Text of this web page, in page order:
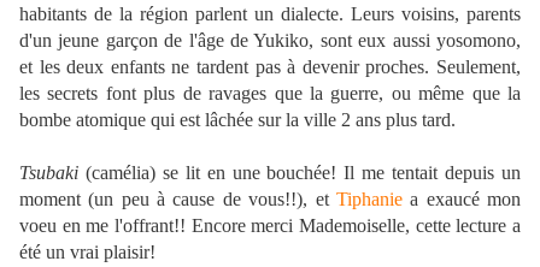
habitants de la région parlent un dialecte. Leurs voisins, parents
d'un jeune garçon de l'âge de Yukiko, sont eux aussi yosomono,
et les deux enfants ne tardent pas à devenir proches. Seulement,
les secrets font plus de ravages que la guerre, ou même que la
bombe atomique qui est lâchée sur la ville 2 ans plus tard.
Tsubaki (camélia) se lit en une bouchée! Il me tentait depuis un
moment (un peu à cause de vous!!), et Tiphaniea exaucé mon
voeu en me l'offrant!! Encore merci Mademoiselle, cette lecture a
été un vrai plaisir!